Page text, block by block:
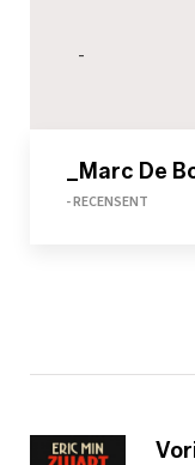
-
_Marc De
- RECENSENT